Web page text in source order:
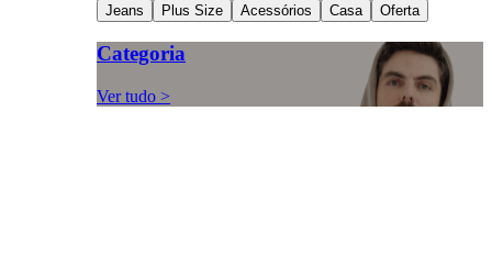
Jeans
Plus Size Acessórios Casa Oferta
Categoria
Ver tudo >